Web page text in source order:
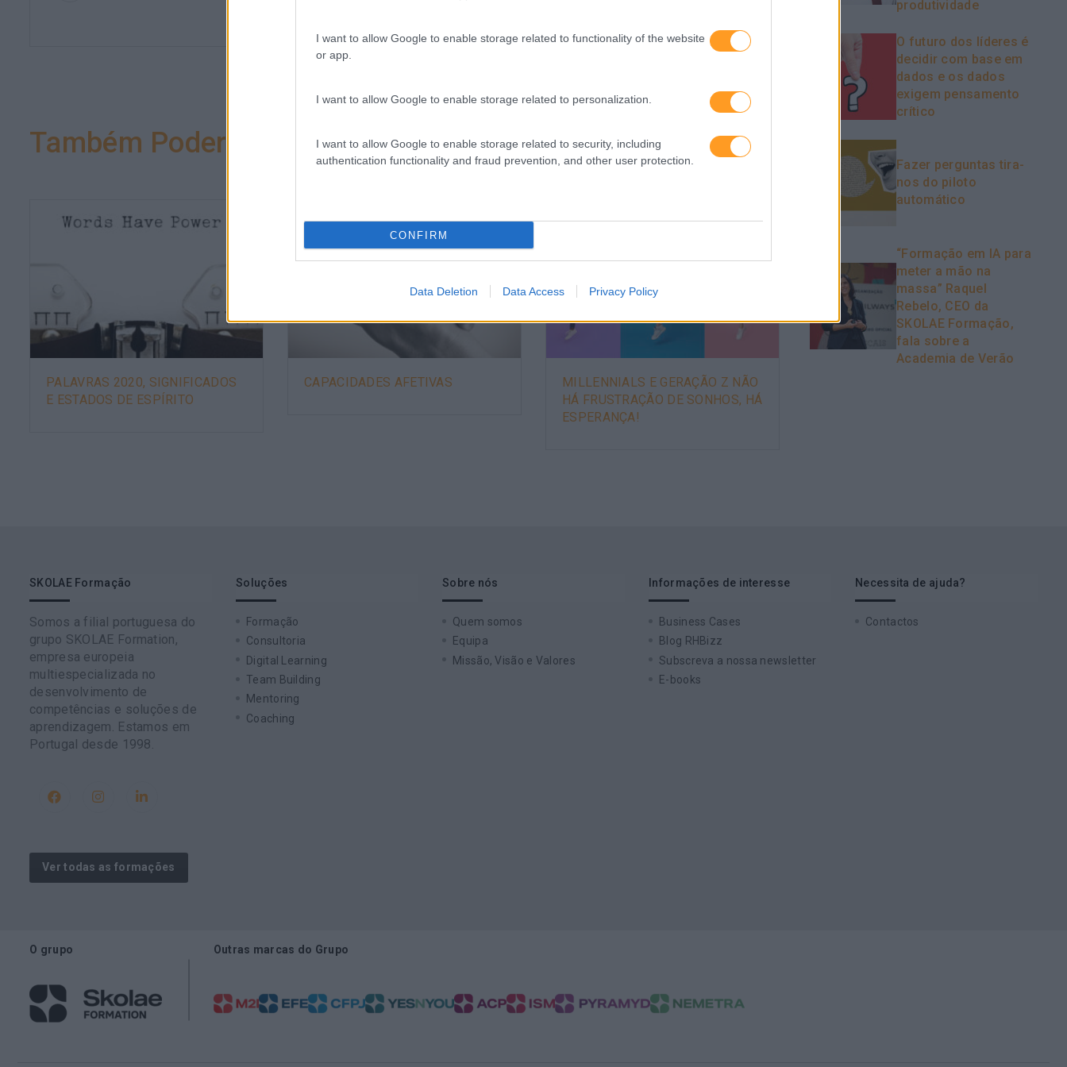
I want to allow Google to enable storage related to functionality of the website
or app.
I want to allow Google to enable storage related to personalization.
I want to allow Google to enable storage related to security, including
authentication functionality and fraud prevention, and other user protection.
CONFIRM
Data Deletion Data Access Privacy Policy
Também Poderá Gostar
PALAVRAS 2020, SIGNIFICADOS
E ESTADOS DE ESPÍRITO
CAPACIDADES AFETIVAS
MILLENNIALS E GERAÇÃO Z NÃO
HÁ FRUSTRAÇÃO DE SONHOS, HÁ
ESPERANÇA!
produtividade
O futuro dos líderes é
decidir com base em
dados e os dados
exigem pensamento
crítico
Fazer perguntas tira-
nos do piloto
automático
“Formação em IA para
meter a mão na
massa” Raquel
Rebelo, CEO da
SKOLAE Formação,
fala sobre a
Academia de Verão
SKOLAE Formação
Somos a filial portuguesa do
grupo SKOLAE Formation,
empresa europeia
multiespecializada no
desenvolvimento de
competências e soluções de
aprendizagem. Estamos em
Portugal desde 1998.
Ver todas as formações
Soluções
Formação
Consultoria
Digital Learning
Team Building
Mentoring
Coaching
Sobre nós
Quem somos
Equipa
Missão, Visão e Valores
Informações de interesse
Business Cases
Blog RHBizz
Subscreva a nossa newsletter
E-books
Necessita de ajuda?
Contactos
O grupo Outras marcas do Grupo